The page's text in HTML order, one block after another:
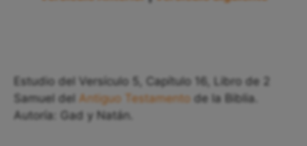
Estudio del Versículo 5, Capítulo 16, Libro de 2
Samuel del Antiguo Testamento de la Biblia.
Autoría: Gad y Natán.